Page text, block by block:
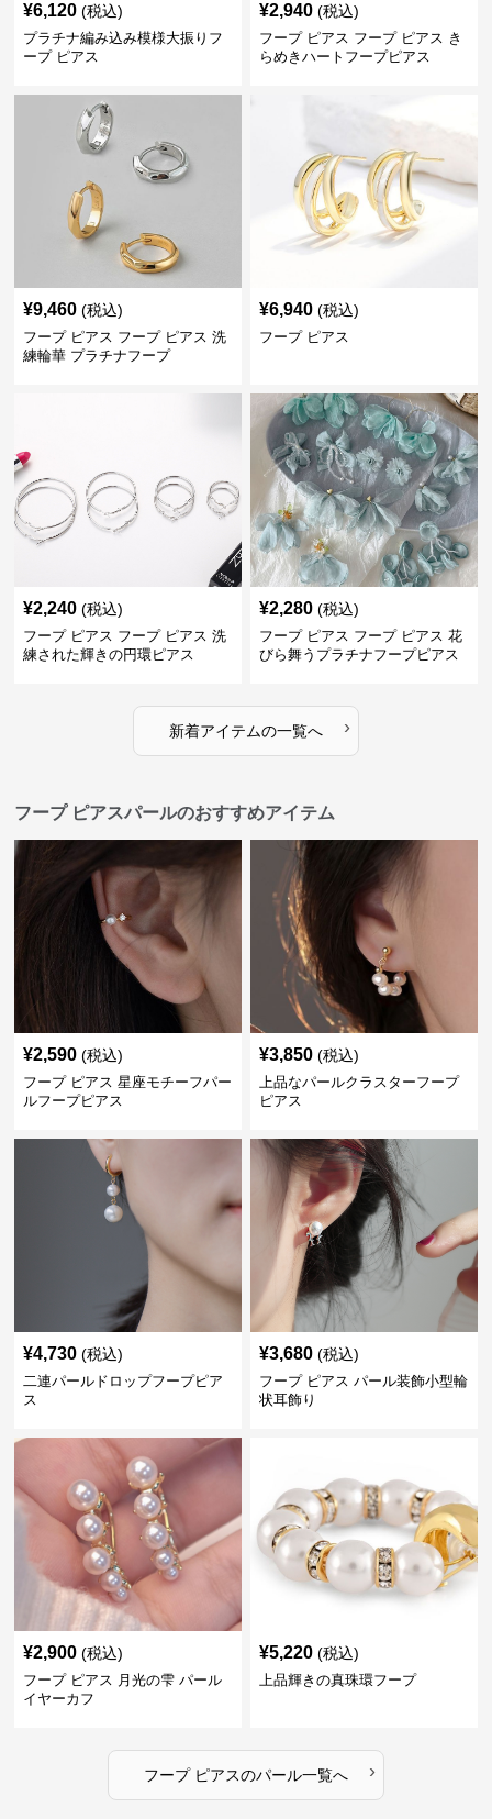
¥6,120 (税込)
プラチナ編み込み模様大振りフ
ープ ピアス
¥2,940 (税込)
フープ ピアス フープ ピアス き
らめきハートフープピアス
¥9,460 (税込)
フープ ピアス フープ ピアス 洗
練輪華 プラチナフープ
¥6,940 (税込)
フープ ピアス
¥2,240 (税込)
フープ ピアス フープ ピアス 洗
練された輝きの円環ピアス
¥2,280 (税込)
フープ ピアス フープ ピアス 花
びら舞うプラチナフープピアス
新着アイテムの一覧へ ›
フープ ピアスパールのおすすめアイテム
¥2,590 (税込)
フープ ピアス 星座モチーフパー
ルフープピアス
¥3,850 (税込)
上品なパールクラスターフープ
ピアス
¥4,730 (税込)
二連パールドロップフープピア
ス
¥3,680 (税込)
フープ ピアス パール装飾小型輪
状耳飾り
¥2,900 (税込)
フープ ピアス 月光の雫 パール
イヤーカフ
¥5,220 (税込)
上品輝きの真珠環フープ
フープ ピアスのパール一覧へ ›